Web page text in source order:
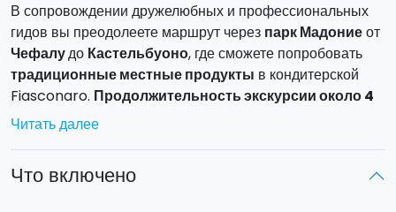
В сопровождении дружелюбных и профессиональных
гидов вы преодолеете маршрут через парк Мадониеот
Чефалудо Кастельбуоно, где сможете попробовать
традиционные местные продукты в кондитерской
Fiasconaro. Продолжительность экскурсии около 4
часов
Каждый квадроцикл вмещает
инструктаж, в ходе которого вам покажут, как
Читать далее
Что включено